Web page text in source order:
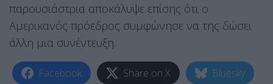
παρουσιάστρια αποκάλυψε επίσης ότι ο
Αμερικανός πρόεδρος συμφώνησε να της δώσει
άλλη μια συνέντευξη.
Facebook Share on X Bluesky